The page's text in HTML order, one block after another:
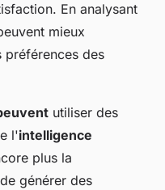
En analysant
mieux
préférences des
utiliser des
l'intelligence
plus la
générer des